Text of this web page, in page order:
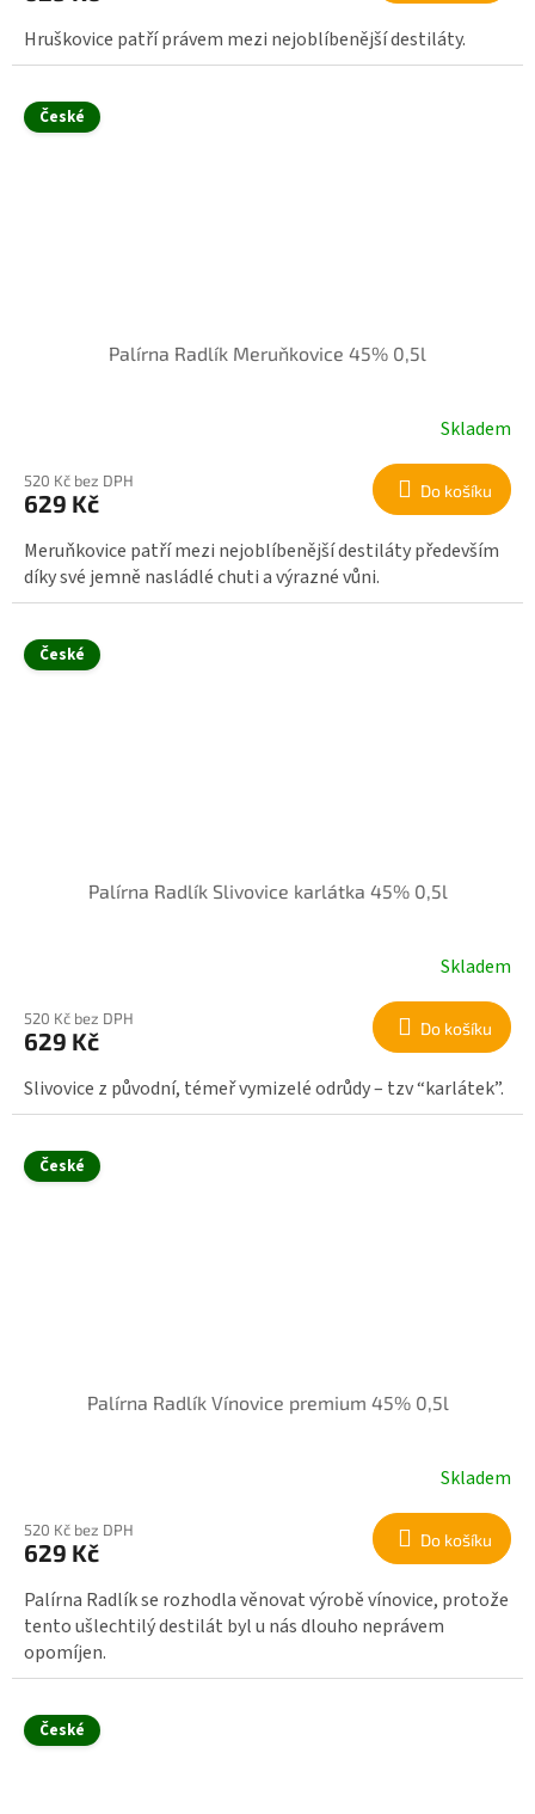
Hruškovice patří právem mezi nejoblíbenější destiláty.
České
Palírna Radlík Meruňkovice 45% 0,5l
Skladem
520 Kč bez DPH
629 Kč Do košíku
Meruňkovice patří mezi nejoblíbenější destiláty především
díky své jemně nasládlé chuti a výrazné vůni.
České
Palírna Radlík Slivovice karlátka 45% 0,5l
Skladem
520 Kč bez DPH
629 Kč Do košíku
Slivovice z původní, témeř vymizelé odrůdy – tzv “karlátek”.
České
Palírna Radlík Vínovice premium 45% 0,5l
Skladem
520 Kč bez DPH
629 Kč Do košíku
Palírna Radlík se rozhodla věnovat výrobě vínovice, protože
tento ušlechtilý destilát byl u nás dlouho neprávem
opomíjen.
České